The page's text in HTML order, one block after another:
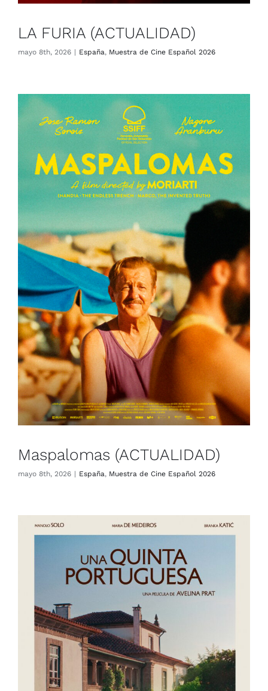
LA FURIA (ACTUALIDAD)
mayo 8th, 2026 | España, Muestra de Cine Español 2026
Maspalomas (ACTUALIDAD)
España Muestra de Cine Español 2026
Maspalomas (ACTUALIDAD)
mayo 8th, 2026 | España, Muestra de Cine Español 2026
Una quinta portuguesa
(ACTUALIDAD)